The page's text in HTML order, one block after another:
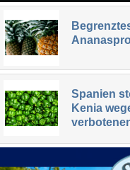
Spanien
Kenia